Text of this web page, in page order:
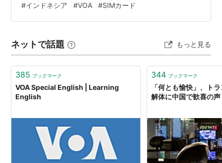
が必要です。ビザは現地空港で入国審査前に申請するも
の(VOA)と、事前にインターネットで取得するもの
自信が無い場合や到着時の時間を有効活用したい場合は
eVOAをお勧めします。スカルノハッタ空港で確認した限
り、V…
#インドネシア #VOA #SIMカード
ネットで話題 もっと見る
385 ブックマーク
VOA Special English | Learning
English
344 ブックマーク
「何とも愉快」、ト
解体に中国で歓喜の声